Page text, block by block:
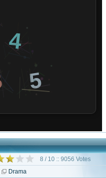
8 / 10 :: 9056 Votes
Drama